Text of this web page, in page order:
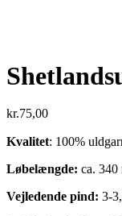
kr.75,00
Kvalitet: 100%
Løbelængde: ca. 340
Vejledende pind: 3-